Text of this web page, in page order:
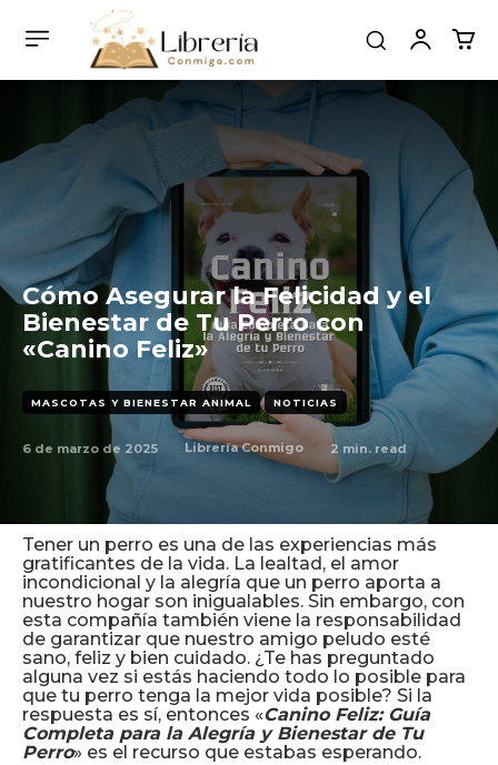
Cómo Asegurar la Felicidad y el
Bienestar de Tu Perro con
«Canino Feliz»
MASCOTAS Y BIENESTAR ANIMAL NOTICIAS
6 de marzo de 2025 Librería Conmigo 2 min. read
Tener un perro es una de las experiencias más
gratificantes de la vida. La lealtad, el amor
incondicional y la alegría que un perro aporta a
nuestro hogar son inigualables. Sin embargo, con
esta compañía también viene la responsabilidad
de garantizar que nuestro amigo peludo esté
sano, feliz y bien cuidado. ¿Te has preguntado
alguna vez si estás haciendo todo lo posible para
que tu perro tenga la mejor vida posible? Si la
respuesta es sí, entonces «Canino Feliz: Guía
Completa para la Alegría y Bienestar de Tu
Perro» es el recurso que estabas esperando.